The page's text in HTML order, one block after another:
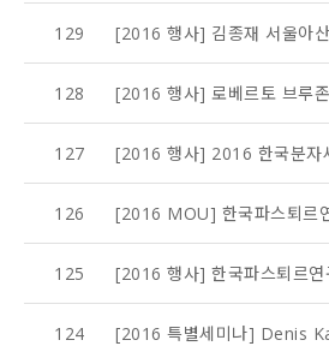
129
128
127
126
125
124